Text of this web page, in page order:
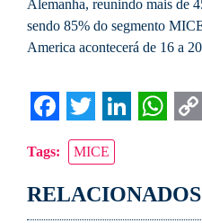
Alemanha, reunindo mais de
sendo 85% do segmento
America acontecerá de 16 a
Facebook
Twitter
LinkedIn
Tags: MICE
RELACIONADOS